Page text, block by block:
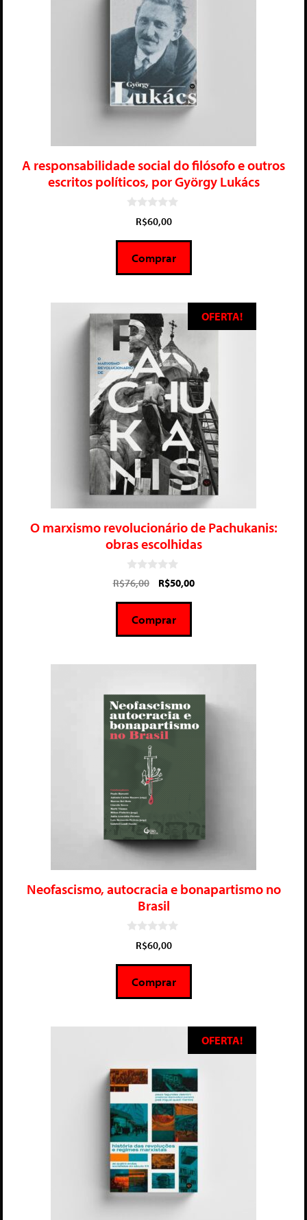
A responsabilidade social do filósofo e outros
escritos políticos, por György Lukács
5
R$60,00
Comprar
OFERTA!
O marxismo revolucionário de Pachukanis:
obras escolhidas
0
d
5
R$76,00 R$50,00
Comprar
Neofascismo, autocracia e bonapartismo no
Brasil
5
R$60,00
Comprar
OFERTA!